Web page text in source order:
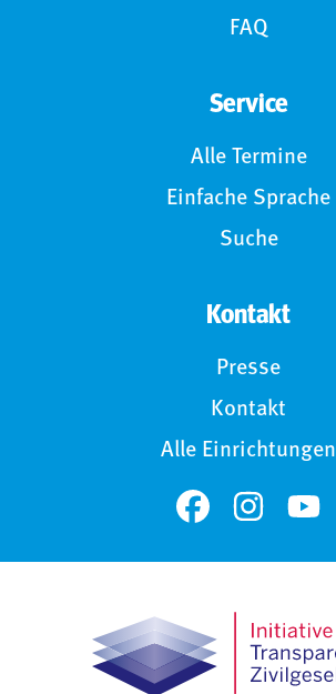
FAQ
Service
Alle Termine
Einfache Sprache
Suche
Kontakt
Presse
Kontakt
Alle Einrichtungen